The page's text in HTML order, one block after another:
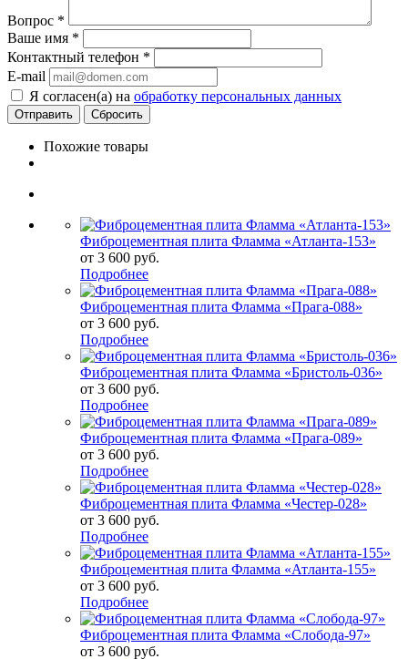
Вопрос *
Ваше имя *
Контактный телефон *
E-mail
Я согласен(а) на обработку персональных данных
Сбросить
Похожие товары
Фиброцементная плита Фламма «Атланта-153»
от 3 600 руб.
Подробнее
Фиброцементная плита Фламма «Прага-088»
от 3 600 руб.
Подробнее
Фиброцементная плита Фламма «Бристоль-036»
от 3 600 руб.
Подробнее
Фиброцементная плита Фламма «Прага-089»
от 3 600 руб.
Подробнее
Фиброцементная плита Фламма «Честер-028»
от 3 600 руб.
Подробнее
Фиброцементная плита Фламма «Атланта-155»
от 3 600 руб.
Подробнее
Фиброцементная плита Фламма «Слобода-97»
от 3 600 руб.